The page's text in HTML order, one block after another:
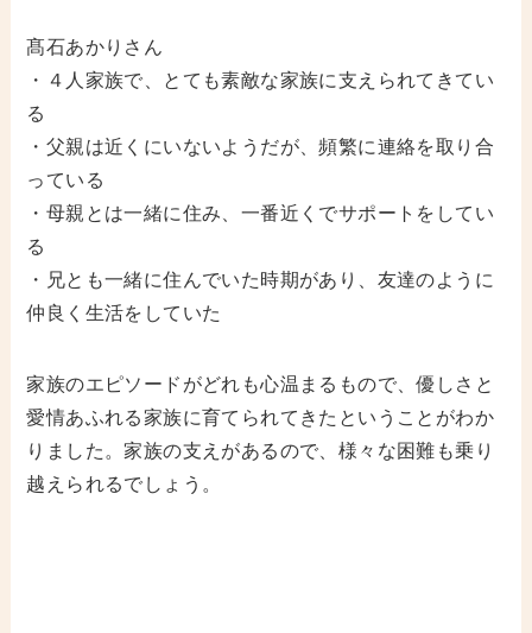
髙石あかりさん
・４人家族で、とても素敵な家族に支えられてきてい
る
・父親は近くにいないようだが、頻繁に連絡を取り合
っている
・母親とは一緒に住み、一番近くでサポートをしてい
る
・兄とも一緒に住んでいた時期があり、友達のように
仲良く生活をしていた
家族のエピソードがどれも心温まるもので、優しさと
愛情あふれる家族に育てられてきたということがわか
りました。家族の支えがあるので、様々な困難も乗り
越えられるでしょう。